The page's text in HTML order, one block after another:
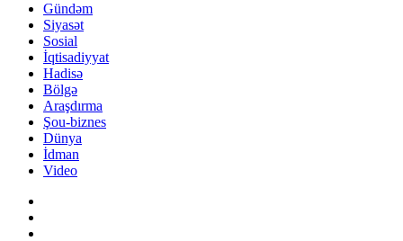
Gündəm
Siyasət
Sosial
İqtisadiyyat
Hadisə
Bölgə
Araşdırma
Şou-biznes
Dünya
İdman
Video